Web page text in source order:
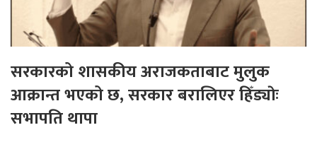
सरकारको शासकीय अराजकताबाट मुलुक
आक्रान्त भएको छ, सरकार बरालिएर हिँड्याेः
सभापति थापा